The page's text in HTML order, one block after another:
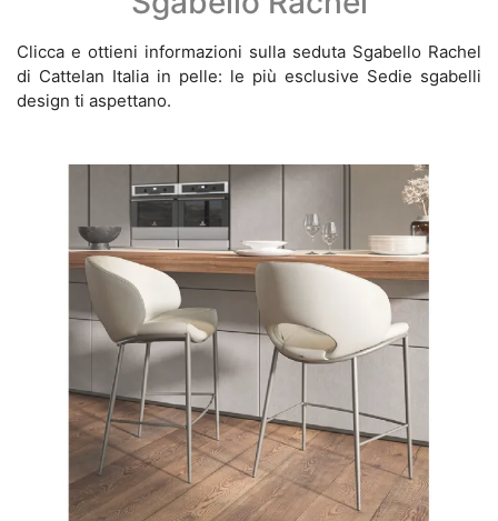
Clicca e ottieni informazioni sulla seduta Sgabello Rachel
di Cattelan Italia in pelle: le più esclusive Sedie sgabelli
design ti aspettano.